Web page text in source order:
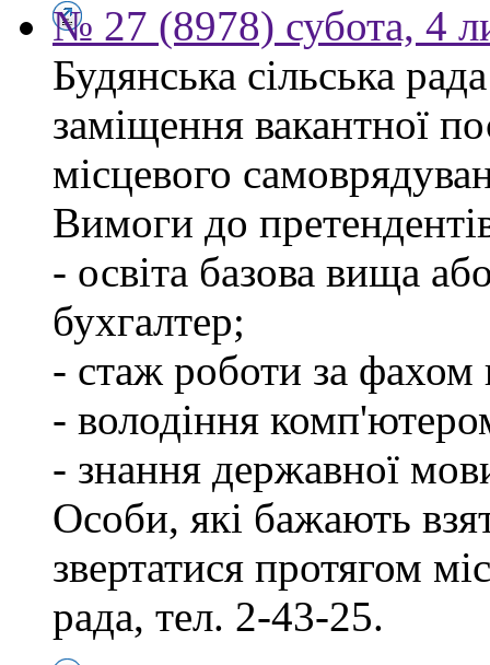
№ 27 (8978) субота, 4
Будянська сільська
заміщення вакантної
місцевого
Вимоги до
- освіта базова вища
бухгалтер;
- стаж роботи за
- володіння
- знання державної
Особи, які бажають
звертатися протягом
рада, тел. 2-43-25.